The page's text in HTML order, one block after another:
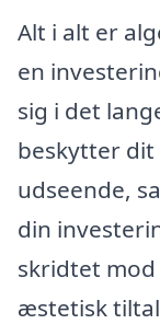
Alt i alt er
en
sig i det
beskytter
udseende,
din
skridtet
æstetisk